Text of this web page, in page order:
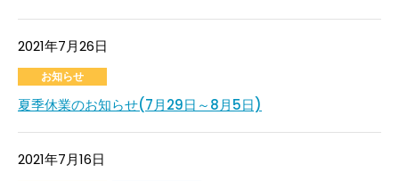
2021年7月26日
お知らせ
夏季休業のお知らせ(7月29日～8月5日)
2021年7月16日